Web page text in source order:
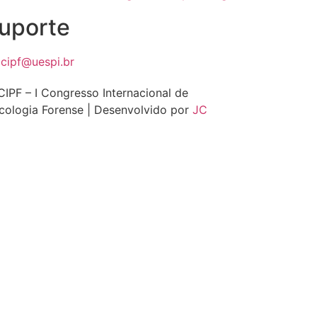
cipf@uespi.br
– I Congresso Internacional de
Forense | Desenvolvido por JC